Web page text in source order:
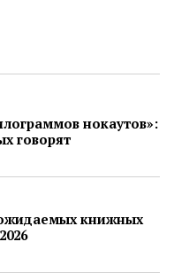
нокаутов»:
говорят
книжных